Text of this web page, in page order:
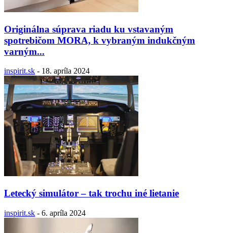
Originálna súprava riadu ku vstavaným
spotrebičom MORA, k vybraným indukčným
varným...
inspirit.sk - 18. apríla 2024
Letecký simulátor – tak trochu iné lietanie
inspirit.sk - 6. apríla 2024